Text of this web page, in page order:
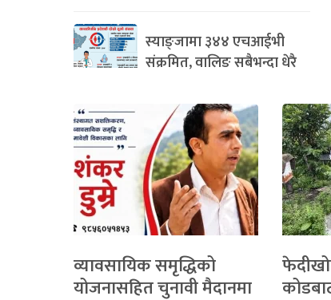
स्याङ्जामा ३४४ एचआईभी
संक्रमित, वालिङ सबैभन्दा धेरै
व्यावसायिक समृद्धिको
योजनासहित चुनावी मैदानमा